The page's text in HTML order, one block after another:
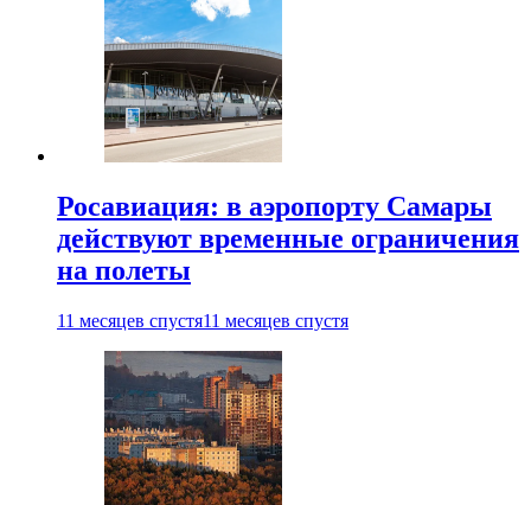
Росавиация: в аэропорту Самары
действуют временные ограничения
на полеты
11 месяцев спустя11 месяцев спустя